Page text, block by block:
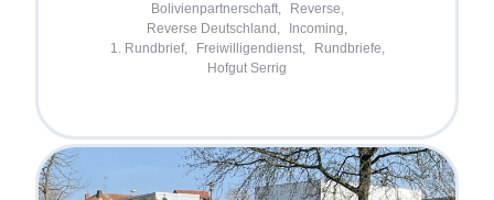
Bolivienpartnerschaft,
Reverse,
Reverse Deutschland,
Incoming,
1. Rundbrief,
Freiwilligendienst,
Rundbriefe,
Hofgut Serrig